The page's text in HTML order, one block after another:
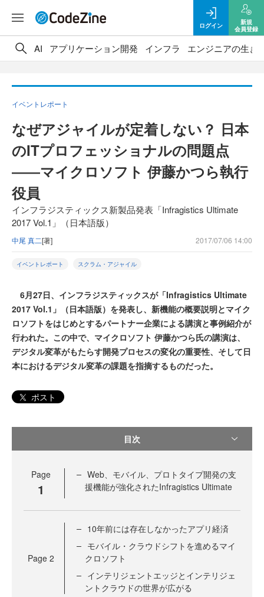
ログイン
新規
会員登録
AI アプリケーション開発 インフラ エンジニアの生き
イベントレポート
なぜアジャイルが定着しない？ 日本
のITプロフェッショナルの問題点
――マイクロソフト 伊藤かつら執行
役員
インフラジスティックス新製品発表「Infragistics Ultimate
2017 Vol.1」（日本語版）
中尾 真二[著] 2017/07/06 14:00
イベントレポート スクラム・アジャイル
6月27日、インフラジスティックスが「Infragistics Ultimate
2017 Vol.1」（日本語版）を発表し、新機能の概要説明とマイク
ロソフトをはじめとするパートナー企業による講演と事例紹介が
行われた。この中で、マイクロソフト 伊藤かつら氏の講演は、
デジタル変革がもたらす開発プロセスの変化の重要性、そして日
本におけるデジタル変革の課題を指摘するものだった。
ポスト
目次
Page
1
Web、モバイル、プロトタイプ開発の支
援機能が強化されたInfragistics Ultimate
Page 2
10年前には存在しなかったアプリ経済
モバイル・クラウドシフトを進めるマイ
クロソフト
インテリジェントエッジとインテリジェ
ントクラウドの世界が広がる